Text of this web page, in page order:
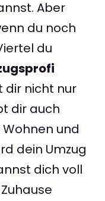
Aber
du noch
du
dir nicht nur
dir auch
und
dein Umzug
dich voll